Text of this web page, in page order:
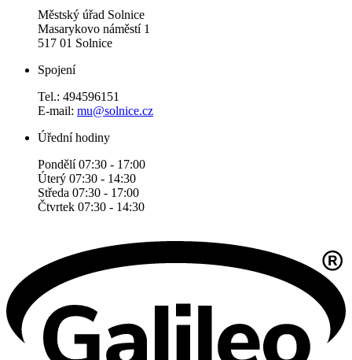
Městský úřad Solnice
Masarykovo náměstí 1
517 01 Solnice
Spojení
Tel.: 494596151
E-mail: mu@solnice.cz
Úřední hodiny
Pondělí 07:30 - 17:00
Úterý 07:30 - 14:30
Středa 07:30 - 17:00
Čtvrtek 07:30 - 14:30